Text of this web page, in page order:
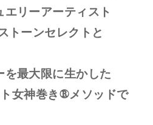
エリーアーティスト
トーンセレクトと
を最大限に生かした
女神巻き®メソッドで